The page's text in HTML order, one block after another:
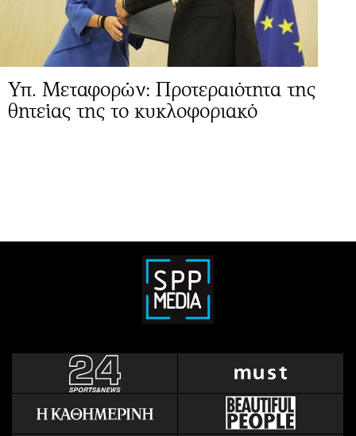
Υπ. Μεταφορών: Προτεραιότητα της
θητείας της το κυκλοφοριακό